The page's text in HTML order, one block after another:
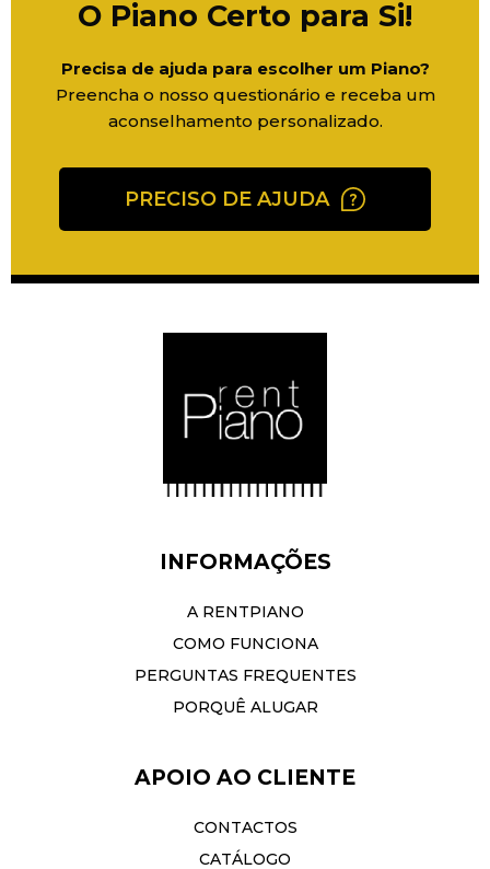
O Piano Certo para Si!
Precisa de ajuda para escolher um Piano?
Preencha o nosso questionário e receba um
aconselhamento personalizado.
PRECISO DE AJUDA
INFORMAÇÕES
A RENTPIANO
COMO FUNCIONA
PERGUNTAS FREQUENTES
PORQUÊ ALUGAR
APOIO AO CLIENTE
CONTACTOS
CATÁLOGO